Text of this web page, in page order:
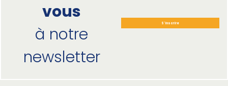
vous
à notre
newsletter
S'inscrire